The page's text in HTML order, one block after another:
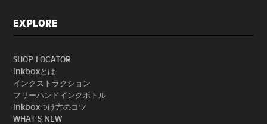
EXPLORE
SHOP LOCATOR
Inkboxとは
インクストラクション
フリーハンドインクボトル
Inkboxつけ方のコツ
WHAT'S NEW